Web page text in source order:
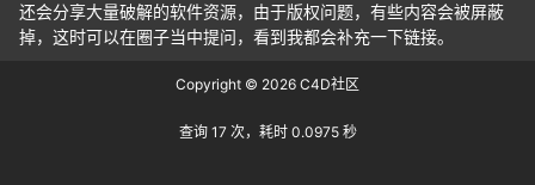
还会分享大量破解的软件资源，由于版权问题，有些内容会被屏蔽
掉，这时可以在圈子当中提问，看到我都会补充一下链接。
Copyright © 2026 C4D社区
查询 17 次，耗时 0.0975 秒